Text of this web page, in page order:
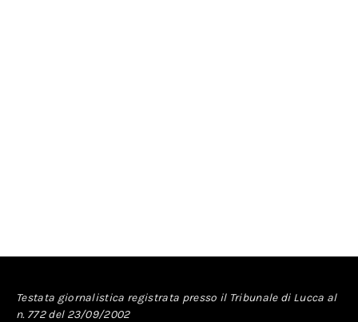
Testata giornalistica registrata presso il Tribunale di Lucca al
n. 772 del 23/09/2002